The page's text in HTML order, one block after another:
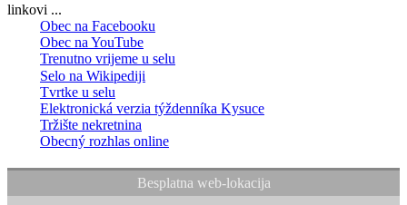
linkovi ...
Obec na Facebooku
Obec na YouTube
Trenutno vrijeme u selu
Selo na Wikipediji
Tvrtke u selu
Elektronická verzia týždenníka Kysuce
Tržište nekretnina
Obecný rozhlas online
Besplatna web-lokacija